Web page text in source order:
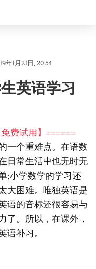
年1月21日, 20:54
英语学习
费试用】======
一个重难点。在语数
日常生活中也无时无
;小学数学的学习还
大困难。唯独英语是
语的音标还很容易与
了。所以，在课外，
语补习。